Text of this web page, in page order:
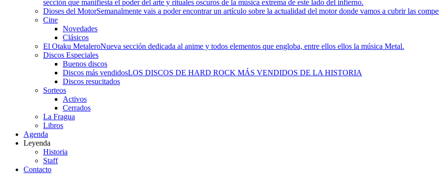
sección que manifiesta el poder del arte y rituales oscuros de la música extrema de este lado del infierno.
Dioses del MotorSemanalmente vais a poder encontrar un artículo sobre la actualidad del motor donde vamos a cubrir las
Cine
Novedades
Clásicos
El Otaku MetaleroNueva sección dedicada al anime y todos elementos que engloba, entre ellos ellos la música Metal.
Discos Especiales
Buenos discos
Discos más vendidosLOS DISCOS DE HARD ROCK MÁS VENDIDOS DE LA HISTORIA
Discos resucitados
Sorteos
Activos
Cerrados
La Fragua
Libros
Agenda
Leyenda
Historia
Staff
Contacto